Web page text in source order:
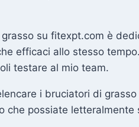
su fitexpt.com è
efficaci allo stesso
testare al mio team.
i bruciatori di
che possiate